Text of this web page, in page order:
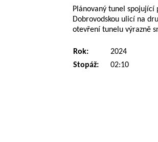
Plánovaný tunel spojující
Dobrovodskou ulicí na
otevření tunelu výrazně
Rok:
2024
Stopáž:
02:10